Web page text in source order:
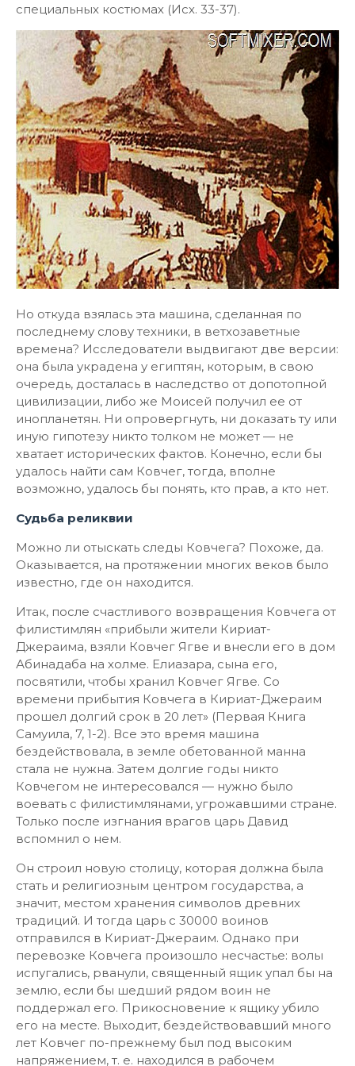
специальных костюмах (Исх. 33-37).
Но откуда взялась эта машина, сделанная по
последнему слову техники, в ветхозаветные
времена? Исследователи выдвигают две версии:
она была украдена у египтян, которым, в свою
очередь, досталась в наследство от допотопной
цивилизации, либо же Моисей получил ее от
инопланетян. Ни опровергнуть, ни доказать ту или
иную гипотезу никто толком не может — не
хватает исторических фактов. Конечно, если бы
удалось найти сам Ковчег, тогда, вполне
возможно, удалось бы понять, кто прав, а кто нет.
Судьба реликвии
Можно ли отыскать следы Ковчега? Похоже, да.
Оказывается, на протяжении многих веков было
известно, где он находится.
Итак, после счастливого возвращения Ковчега от
филистимлян «прибыли жители Кириат-
Джераима, взяли Ковчег Ягве и внесли его в дом
Абинадаба на холме. Елиазара, сына его,
посвятили, чтобы хранил Ковчег Ягве. Со
времени прибытия Ковчега в Кириат-Джераим
прошел долгий срок в 20 лет» (Первая Книга
Самуила, 7, 1-2). Все это время машина
бездействовала, в земле обетованной манна
стала не нужна. Затем долгие годы никто
Ковчегом не интересовался — нужно было
воевать с филистимлянами, угрожавшими стране.
Только после изгнания врагов царь Давид
вспомнил о нем.
Он строил новую столицу, которая должна была
стать и религиозным центром государства, а
значит, местом хранения символов древних
традиций. И тогда царь с 30000 воинов
отправился в Кириат-Джераим. Однако при
перевозке Ковчега произошло несчастье: волы
испугались, рванули, священный ящик упал бы на
землю, если бы шедший рядом воин не
поддержал его. Прикосновение к ящику убило
его на месте. Выходит, бездействовавший много
лет Ковчег по-прежнему был под высоким
напряжением, т. е. находился в рабочем